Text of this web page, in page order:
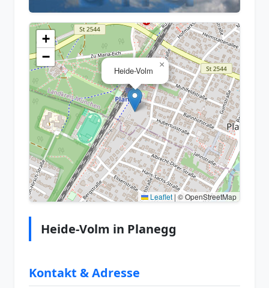
Heide-Volm
×
+
−
Leaflet | © OpenStreetMap
Heide-Volm in Planegg
Kontakt & Adresse